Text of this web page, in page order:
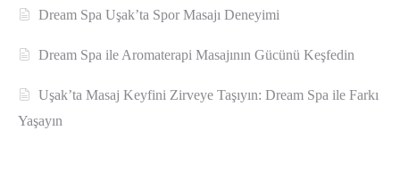
Dream Spa Uşak’ta Spor Masajı Deneyimi
Dream Spa ile Aromaterapi Masajının Gücünü Keşfedin
Uşak’ta Masaj Keyfini Zirveye Taşıyın: Dream Spa ile Farkı
Yaşayın